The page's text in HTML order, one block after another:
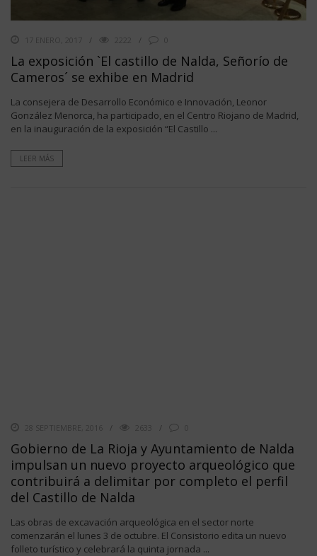
17 ENERO, 2017
La exposición `El castillo de Nalda, Señorío de
Cameros´ se exhibe en Madrid
La consejera de Desarrollo Económico e Innovación, Leonor
González Menorca, ha participado, en el Centro Riojano de Madrid,
en la inauguración de la exposición “El Castillo ...
LEER MÁS
28 SEPTIEMBRE, 2016 2633
Gobierno de La Rioja y Ayuntamiento de Nalda
impulsan un nuevo proyecto arqueológico que
contribuirá a delimitar por completo el perfil
del Castillo de Nalda
Las obras de excavación arqueológica en el sector norte
comenzarán el lunes 3 de octubre. El Consistorio edita un nuevo
folleto turístico y celebrará la quinta jornada ...